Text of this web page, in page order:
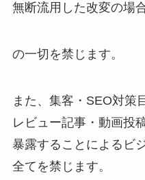
無断流用した改変の場
の一切を禁じます。
また、集客・SEO対策
レビュー記事・動画投
暴露することによるビ
全てを禁じます。